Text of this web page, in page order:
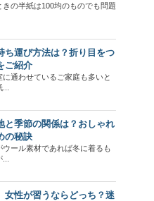
の半紙は100均のものでも問題
ち運び方法は？折り目をつ
ご紹介
通わせているご家庭も多いと
と季節の関係は？おしゃれ
の秘訣
ウール素材であれば冬に着るも
女性が習うならどっち？迷